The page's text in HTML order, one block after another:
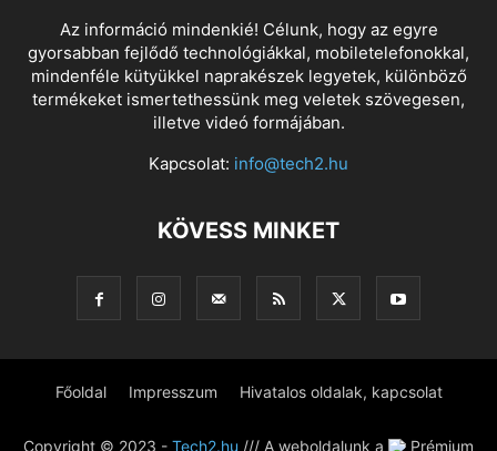
Az információ mindenkié! Célunk, hogy az egyre
gyorsabban fejlődő technológiákkal, mobiletelefonokkal,
mindenféle kütyükkel naprakészek legyetek, különböző
termékeket ismertethessünk meg veletek szövegesen,
illetve videó formájában.
Kapcsolat: info@tech2.hu
KÖVESS MINKET
Főoldal Impresszum Hivatalos oldalak, kapcsolat
Copyright © 2023 - Tech2.hu /// A weboldalunk a Prémium